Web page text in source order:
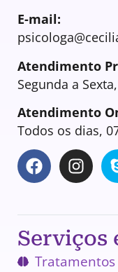
E-mail:
Atendimento
Segunda a
Atendimento
Todos os dias,
Serviços
Tratamentos